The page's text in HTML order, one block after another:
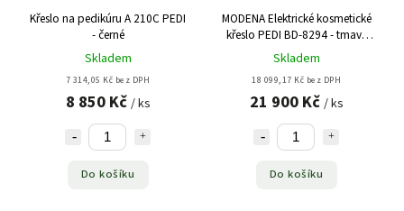
Křeslo na pedikúru A 210C PEDI
- černé
Skladem
7 314,05 Kč bez DPH
8 850 Kč / ks
Do košíku
MODENA Elektrické kosmetické
křeslo PEDI BD-8294 - tmavě
hnědé
Skladem
18 099,17 Kč bez DPH
21 900 Kč / ks
Do košíku